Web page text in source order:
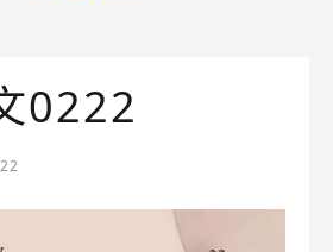
0222